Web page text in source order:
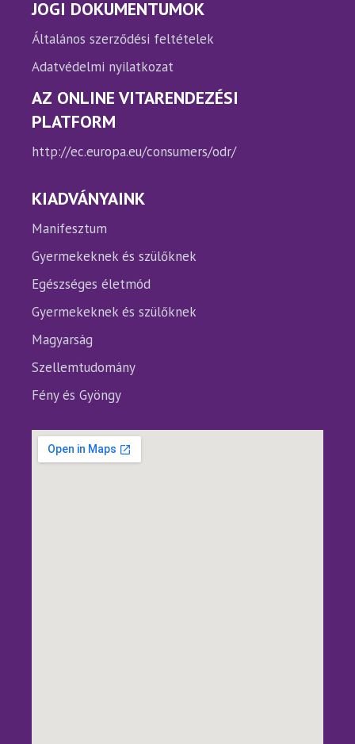
JOGI DOKUMENTUMOK
Általános szerződési feltételek
Adatvédelmi nyilatkozat
AZ ONLINE VITARENDEZÉSI
PLATFORM
http://ec.europa.eu/consumers/odr/
KIADVÁNYAINK
Manifesztum
Gyermekeknek és szülőknek
Egészséges életmód
Gyermekeknek és szülőknek
Magyarság
Szellemtudomány
Fény és Gyöngy